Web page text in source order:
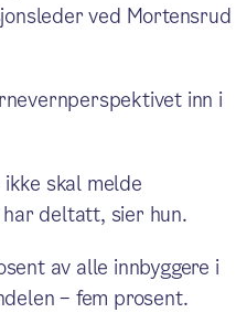
ved Mortensrud
inn i
skal melde
deltatt, sier hun.
av alle innbyggere i
– fem prosent.